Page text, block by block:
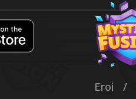
Eroi /